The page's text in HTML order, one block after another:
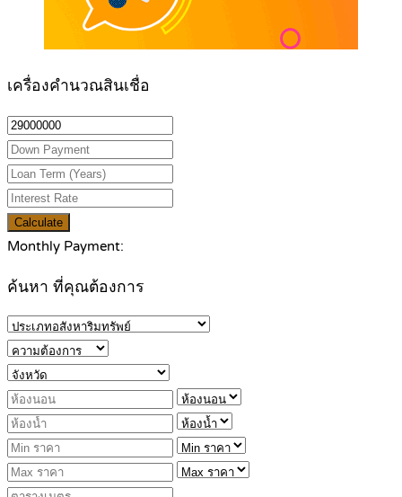
เครื่องคำนวณสินเชื่อ
Calculate
Monthly Payment:
ค้นหา ที่คุณต้องการ